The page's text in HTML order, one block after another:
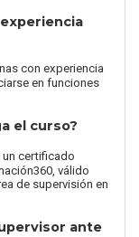
con experiencia
en funciones
el curso?
un certificado
válido
de supervisión en
ante